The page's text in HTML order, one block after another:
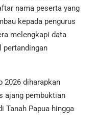
nama peserta yang
kepada pengurus
melengkapi data
pertandingan
2026 diharapkan
ajang pembuktian
Tanah Papua hingga